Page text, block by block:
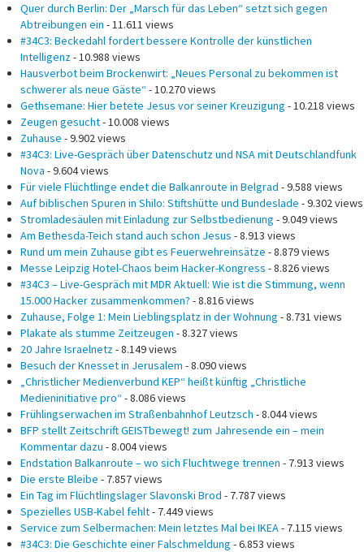
Quer durch Berlin: Der „Marsch für das Leben“ setzt sich gegen
Abtreibungen ein - 11.611 views
#34C3: Beckedahl fordert bessere Kontrolle der künstlichen
Intelligenz- 10.988 views
Hausverbot beim Brockenwirt: „Neues Personal zu bekommen ist
schwerer als neue Gäste“- 10.270 views
Gethsemane: Hier betete Jesus vor seiner Kreuzigung - 10.218 views
Zeugen gesucht- 10.008 views
Zuhause - 9.902 views
#34C3: Live-Gespräch über Datenschutz und NSA mit Deutschlandfunk
Nova - 9.604 views
Für viele Flüchtlinge endet die Balkanroute in Belgrad - 9.588 views
Auf biblischen Spuren in Shilo: Stiftshütte und Bundeslade - 9.302 views
Stromladesäulen mit Einladung zur Selbstbedienung - 9.049 views
Am Bethesda-Teich stand auch schon Jesus - 8.913 views
Rund um mein Zuhause gibt es Feuerwehreinsätze - 8.879 views
Messe Leipzig Hotel-Chaos beim Hacker-Kongress - 8.826 views
#34C3 – Live-Gespräch mit MDR Aktuell: Wie ist die Stimmung, wenn
15.000 Hacker zusammenkommen? - 8.816 views
Zuhause, Folge 1: Mein Lieblingsplatz in der Wohnung - 8.731 views
Plakate als stumme Zeitzeugen - 8.327 views
20 Jahre Israelnetz- 8.149 views
Besuch der Knesset in Jerusalem - 8.090 views
„Christlicher Medienverbund KEP“ heißt künftig „Christliche
Medieninitiative pro“- 8.086 views
Frühlingserwachen im Straßenbahnhof Leutzsch - 8.044 views
BFP stellt Zeitschrift GEISTbewegt! zum Jahresende ein – mein
Kommentar dazu - 8.004 views
Endstation Balkanroute – wo sich Fluchtwege trennen - 7.913 views
Die erste Bleibe - 7.857 views
Ein Tag im Flüchtlingslager Slavonski Brod - 7.787 views
Spezielles USB-Kabel fehlt- 7.449 views
Service zum Selbermachen: Mein letztes Mal bei IKEA- 7.115 views
#34C3: Die Geschichte einer Falschmeldung - 6.853 views